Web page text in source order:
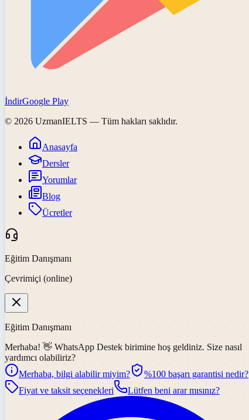
İndirGoogle Play
© 2026 UzmanIELTS — Tüm hakları saklıdır.
Anasayfa
Dersler
Yorumlar
Blog
Ücretler
Eğitim Danışmanı
Çevrimiçi (online)
Eğitim Danışmanı
Merhaba! 👋 WhatsApp Destek birimine hoş geldiniz. Size nasıl
yardımcı olabiliriz?
Merhaba, bilgi alabilir miyim?
%100 başarı garantisi nedir?
Fiyat ve taksit seçenekleri
Lütfen beni arar mısınız?